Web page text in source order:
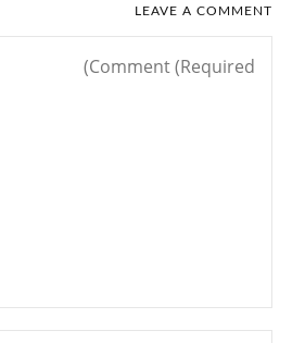
LEAVE A COMMENT